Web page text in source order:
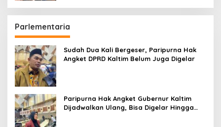
Parlementaria
Sudah Dua Kali Bergeser, Paripurna Hak
Angket DPRD Kaltim Belum Juga Digelar
Paripurna Hak Angket Gubernur Kaltim
Dijadwalkan Ulang, Bisa Digelar Hingga